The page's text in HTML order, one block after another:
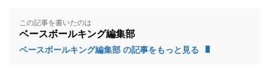
この記事を書いたのは
ベースボールキング編集部
ベースボールキング編集部 の記事をもっと見る